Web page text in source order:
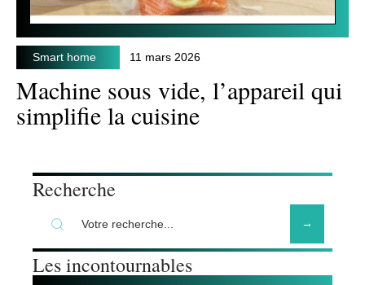
Smart home 11 mars 2026
Machine sous vide, l’appareil qui
simplifie la cuisine
Recherche
Les incontournables